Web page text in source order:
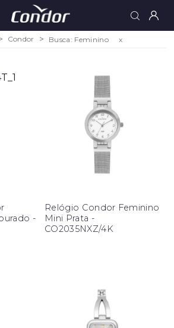
Condor Busca: Feminino x
-
Relógio Condor Feminino
Mini Prata -
CO2035NXZ/4K